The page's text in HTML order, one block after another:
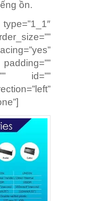
ồn.
id=””